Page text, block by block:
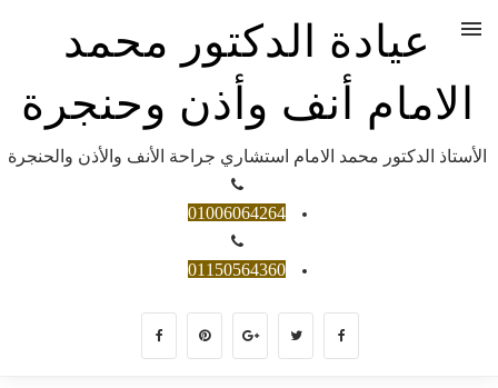
عيادة الدكتور محمد
الامام أنف وأذن وحنجرة
الأستاذ الدكتور محمد الامام استشاري جراحة الأنف والأذن والحنجرة
01006064264
01150564360